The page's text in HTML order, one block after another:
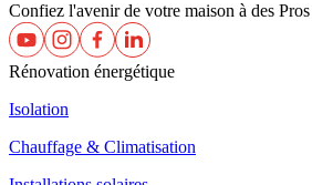
Confiez l'avenir de votre maison à des
Rénovation énergétique
Isolation
Chauffage & Climatisation